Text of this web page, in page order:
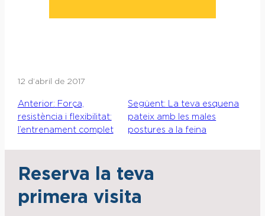
12 d’abril de 2017
Anterior: Força,
resistència i flexibilitat:
l’entrenament complet
Següent:
La teva esquena
pateix amb les males
postures a la feina
Reserva la teva
primera visita